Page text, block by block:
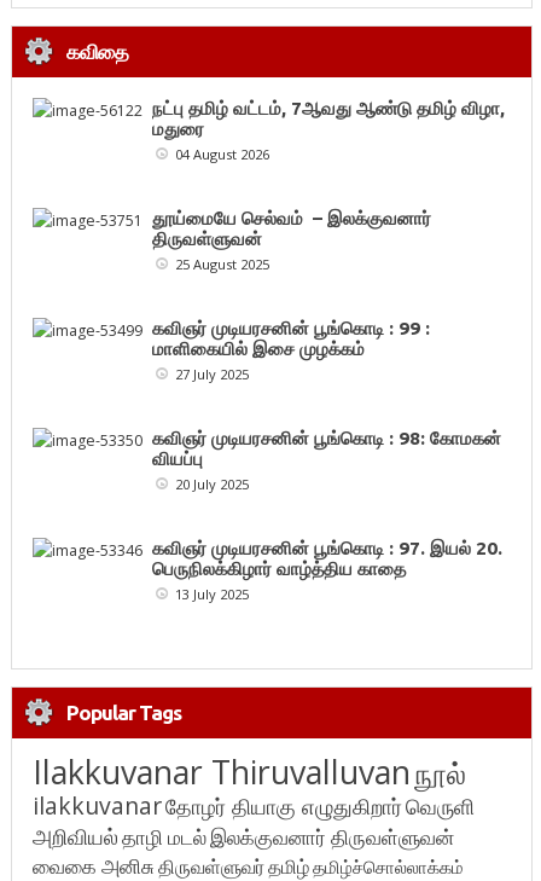
கவிதை
நட்பு தமிழ் வட்டம், 7ஆவது ஆண்டு தமிழ் விழா,
மதுரை
04 August 2026
தூய்மையே செல்வம் – இலக்குவனார்
திருவள்ளுவன்
25 August 2025
கவிஞர் முடியரசனின் பூங்கொடி : 99 :
மாளிகையில் இசை முழக்கம்
27 July 2025
கவிஞர் முடியரசனின் பூங்கொடி : 98: கோமகன்
வியப்பு
20 July 2025
கவிஞர் முடியரசனின் பூங்கொடி : 97. இயல் 20.
பெருநிலக்கிழார் வாழ்த்திய காதை
13 July 2025
Popular Tags
Ilakkuvanar Thiruvalluvanநூல்
ilakkuvanarதோழர் தியாகு எழுதுகிறார்வெருளி
அறிவியல்தாழி மடல்இலக்குவனார் திருவள்ளுவன்
வைகை அனிசுதிருவள்ளுவர்தமிழ்தமிழ்ச்சொல்லாக்கம்